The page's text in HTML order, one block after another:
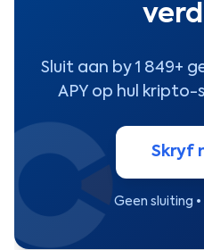
Sluit aan by 1 849+
APY op hul kripto-
Skryf
Geen sluiting